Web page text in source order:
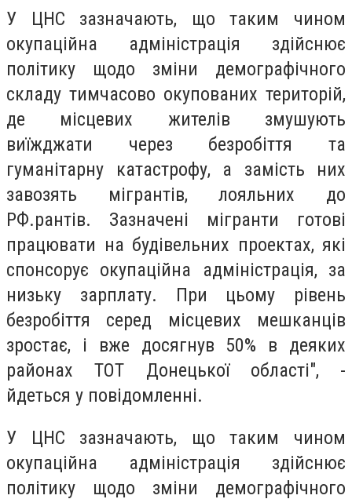
У ЦНС зазначають, що таким чином
окупаційна адміністрація здійснює
політику щодо зміни демографічного
складу тимчасово окупованих територій,
де місцевих жителів змушують
виїжджати через безробіття та
гуманітарну катастрофу, а замість них
завозять мігрантів, лояльних до
РФ.рантів. Зазначені мігранти готові
працювати на будівельних проектах, які
спонсорує окупаційна адміністрація, за
низьку зарплату. При цьому рівень
безробіття серед місцевих мешканців
зростає, і вже досягнув 50% в деяких
районах ТОТ Донецької області", -
йдеться у повідомленні.
У ЦНС зазначають, що таким чином
окупаційна адміністрація здійснює
політику щодо зміни демографічного